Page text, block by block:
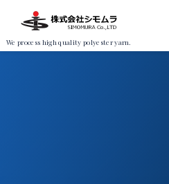
We process high quality polyester yarn.